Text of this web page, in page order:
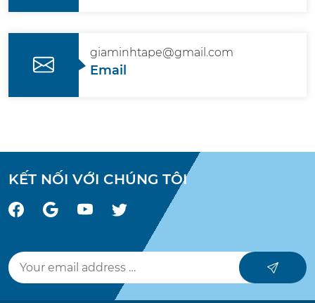
giaminhtape@gmail.com
Email
KẾT NỐI VỚI CHÚNG TÔI